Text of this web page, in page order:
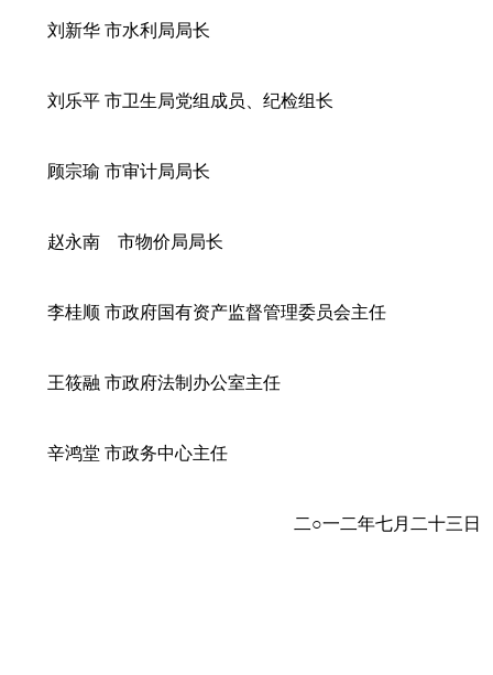
刘新华 市水利局局长
刘乐平 市卫生局党组成员、纪检组长
顾宗瑜 市审计局局长
赵永南 市物价局局长
李桂顺 市政府国有资产监督管理委员会主任
王筱融 市政府法制办公室主任
辛鸿堂 市政务中心主任
二○一二年七月二十三日